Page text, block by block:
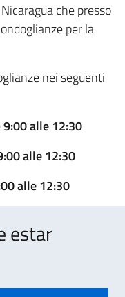
che presso
per la
nei seguenti
9:00 alle 12:30
alle 12:30
alle 12:30
estar